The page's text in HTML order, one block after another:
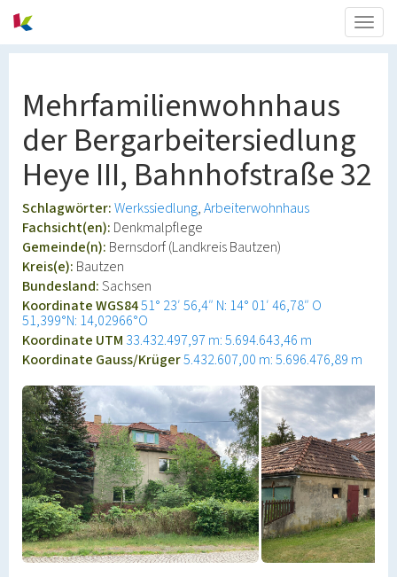
Mehrfamilienwohnhaus
der Bergarbeitersiedlung
Heye III, Bahnhofstraße 32
Schlagwörter:Werkssiedlung Arbeiterwohnhaus
Fachsicht(en): Denkmalpflege
Gemeinde(n): Bernsdorf (Landkreis Bautzen)
Kreis(e): Bautzen
Bundesland:Sachsen
Koordinate WGS8451° 23′ 56,4″ N: 14° 01′ 46,78″ O
51,399°N: 14,02966°O
Koordinate UTM 33.432.497,97 m: 5.694.643,46 m
Koordinate Gauss/Krüger5.432.607,00 m: 5.696.476,89 m